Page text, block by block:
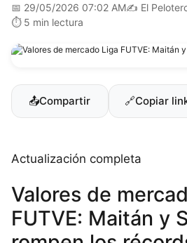
📅 29/05/2026 07:02 AM✍️ El
⏱️ 5 min lectura
📤Compartir 🔗Copiar
Actualización completa
Valores de
FUTVE: Maitán y